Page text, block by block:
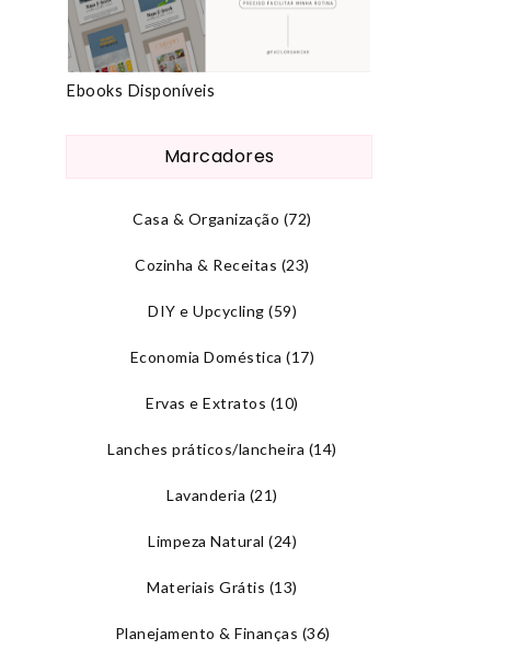
Ebooks Disponíveis
Marcadores
Casa & Organização (72)
Cozinha & Receitas (23)
DIY e Upcycling (59)
Economia Doméstica (17)
Ervas e Extratos (10)
Lanches práticos/lancheira (14)
Lavanderia (21)
Limpeza Natural (24)
Materiais Grátis (13)
Planejamento & Finanças (36)